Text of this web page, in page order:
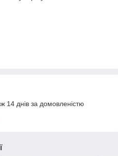
14 днів за домовленістю